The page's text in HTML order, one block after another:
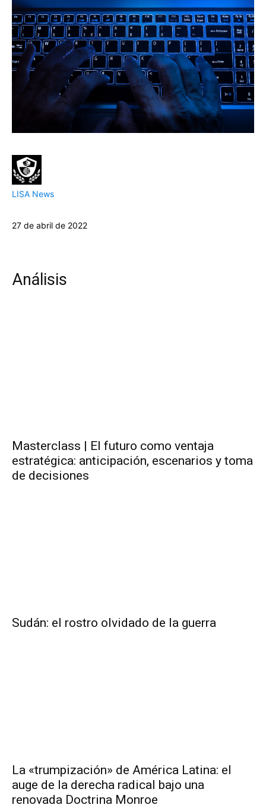
LISA News
27 de abril de 2022
Análisis
Masterclass | El futuro como ventaja
estratégica: anticipación, escenarios y toma
de decisiones
Sudán: el rostro olvidado de la guerra
La «trumpización» de América Latina: el
auge de la derecha radical bajo una
renovada Doctrina Monroe